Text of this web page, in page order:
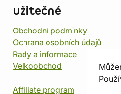
užitečné
Obchodní podmínky
Ochrana osobních údajů
Rady a informace
Velkoobchod
Affiliate program